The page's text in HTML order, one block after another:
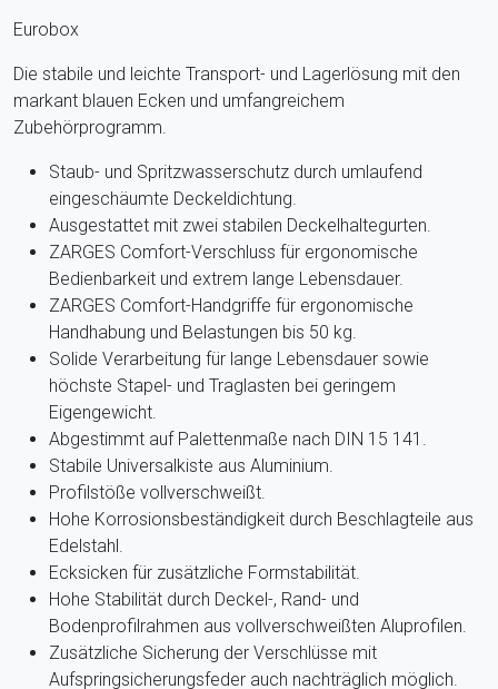
Eurobox
Die stabile und leichte Transport- und Lagerlösung mit den
markant blauen Ecken und umfangreichem
Zubehörprogramm.
Staub- und Spritzwasserschutz durch umlaufend
eingeschäumte Deckeldichtung.
Ausgestattet mit zwei stabilen Deckelhaltegurten.
ZARGES Comfort-Verschluss für ergonomische
Bedienbarkeit und extrem lange Lebensdauer.
ZARGES Comfort-Handgriffe für ergonomische
Handhabung und Belastungen bis 50 kg.
Solide Verarbeitung für lange Lebensdauer sowie
höchste Stapel- und Traglasten bei geringem
Eigengewicht.
Abgestimmt auf Palettenmaße nach DIN 15 141.
Stabile Universalkiste aus Aluminium.
Profilstöße vollverschweißt.
Hohe Korrosionsbeständigkeit durch Beschlagteile aus
Edelstahl.
Ecksicken für zusätzliche Formstabilität.
Hohe Stabilität durch Deckel-, Rand- und
Bodenprofilrahmen aus vollverschweißten Aluprofilen.
Zusätzliche Sicherung der Verschlüsse mit
Aufspringsicherungsfeder auch nachträglich möglich.